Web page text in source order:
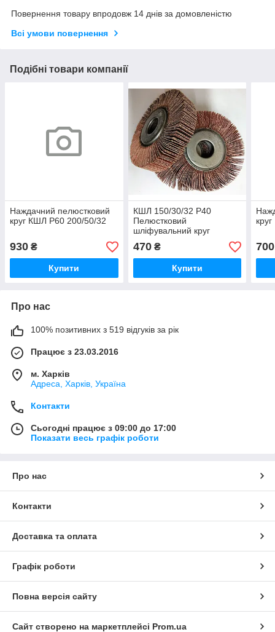
Повернення товару впродовж 14 днів за домовленістю
Всі умови повернення
Подібні товари компанії
Наждачний пелюстковий
круг КШЛ Р60 200/50/32
930 ₴
Купити
КШЛ 150/30/32 Р40
Пелюстковий
шліфувальний круг
наждачний
470₴
Купити
700
Про нас
100% позитивних з 519 відгуків за рік
Працює з 23.03.2016
м. Харків
Адреса, Харків, Україна
Контакти
Сьогодні працює з 09:00 до 17:00
Показати весь графік роботи
Про нас
Контакти
Доставка та оплата
Графік роботи
Повна версія сайту
Сайт створено на маркетплейсі Prom.ua